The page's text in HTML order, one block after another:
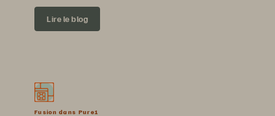
Lire le blog
Fusion dans Pure1